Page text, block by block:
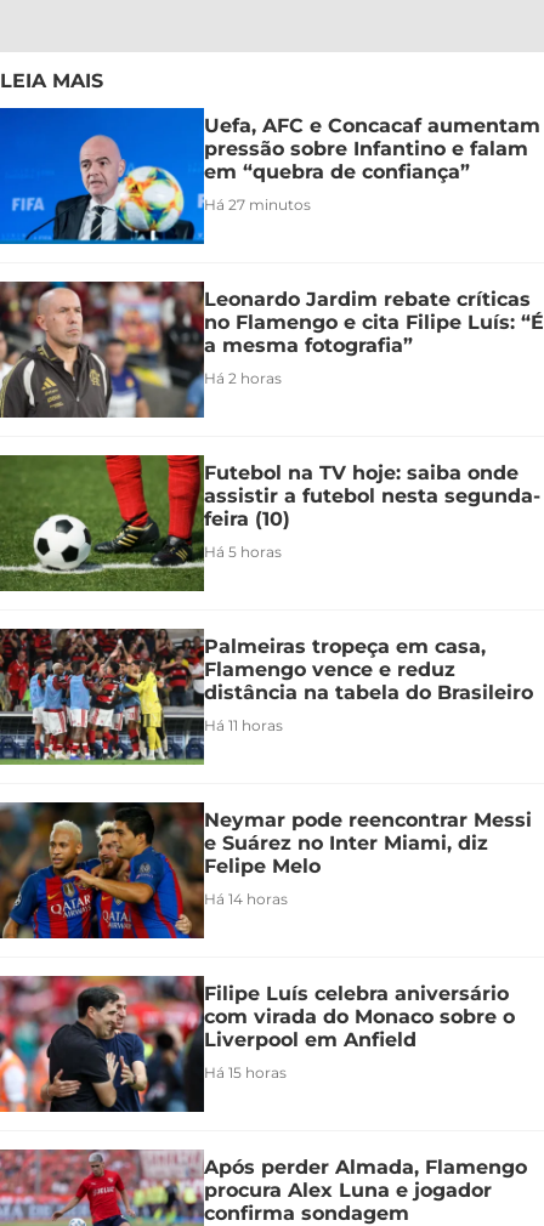
LEIA MAIS
Uefa, AFC e Concacaf aumentam
pressão sobre Infantino e falam
em “quebra de confiança”
Há 27 minutos
Leonardo Jardim rebate críticas
no Flamengo e cita Filipe Luís: “É
a mesma fotografia”
Há 2 horas
Futebol na TV hoje: saiba onde
assistir a futebol nesta segunda-
feira (10)
Há 5 horas
Palmeiras tropeça em casa,
Flamengo vence e reduz
distância na tabela do Brasileiro
Há 11 horas
Neymar pode reencontrar Messi
e Suárez no Inter Miami, diz
Felipe Melo
Há 14 horas
Filipe Luís celebra aniversário
com virada do Monaco sobre o
Liverpool em Anfield
Há 15 horas
Após perder Almada, Flamengo
procura Alex Luna e jogador
confirma sondagem